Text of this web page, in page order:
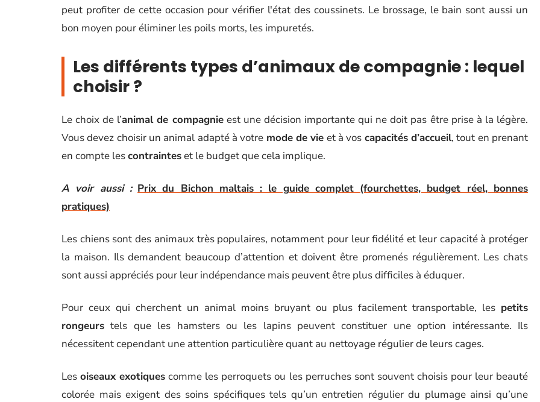
peut profiter de cette occasion pour vérifier l'état des coussinets. Le brossage, le bain sont aussi un
bon moyen pour éliminer les poils morts, les impuretés.
Les différents types d’animaux de compagnie : lequel
choisir ?
Le choix de l’animal de compagnieest une décision importante qui ne doit pas être prise à la légère.
Vous devez choisir un animal adapté à votre mode de vie et à vos capacités d’accueil, tout en prenant
en compte lescontrainteset le budget que cela implique.
A voir aussi : Prix du Bichon maltais : le guide complet (fourchettes, budget réel, bonnes
pratiques)
Les chiens sont des animaux très populaires, notamment pour leur fidélité et leur capacité à protéger
la maison. Ils demandent beaucoup d’attention et doivent être promenés régulièrement. Les chats
sont aussi appréciés pour leur indépendance mais peuvent être plus difficiles à éduquer.
Pour ceux qui cherchent un animal moins bruyant ou plus facilement transportable, les petits
rongeurs tels que les hamsters ou les lapins peuvent constituer une option intéressante. Ils
nécessitent cependant une attention particulière quant au nettoyage régulier de leurs cages.
Lesoiseaux exotiques comme les perroquets ou les perruches sont souvent choisis pour leur beauté
colorée mais exigent des soins spécifiques tels qu’un entretien régulier du plumage ainsi qu’une